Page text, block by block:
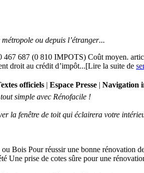
ou depuis l’étranger...
467 687 (0 810 IMPOTS) Coût moyen.
droit au crédit d’impôt...[Lire la suite de
officiels | Espace Presse | Navigation
tout simple avec Rénofacile !
la fenêtre de toit qui éclairera votre
Bois Pour réussir une bonne rénovation
Une prise de cotes sûre pour une